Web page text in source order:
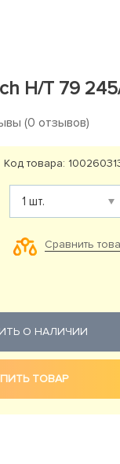
H/T 79 245/
(0 отзывов)
Код товара:
Сравнить
О НАЛИЧИИ
ТОВАР